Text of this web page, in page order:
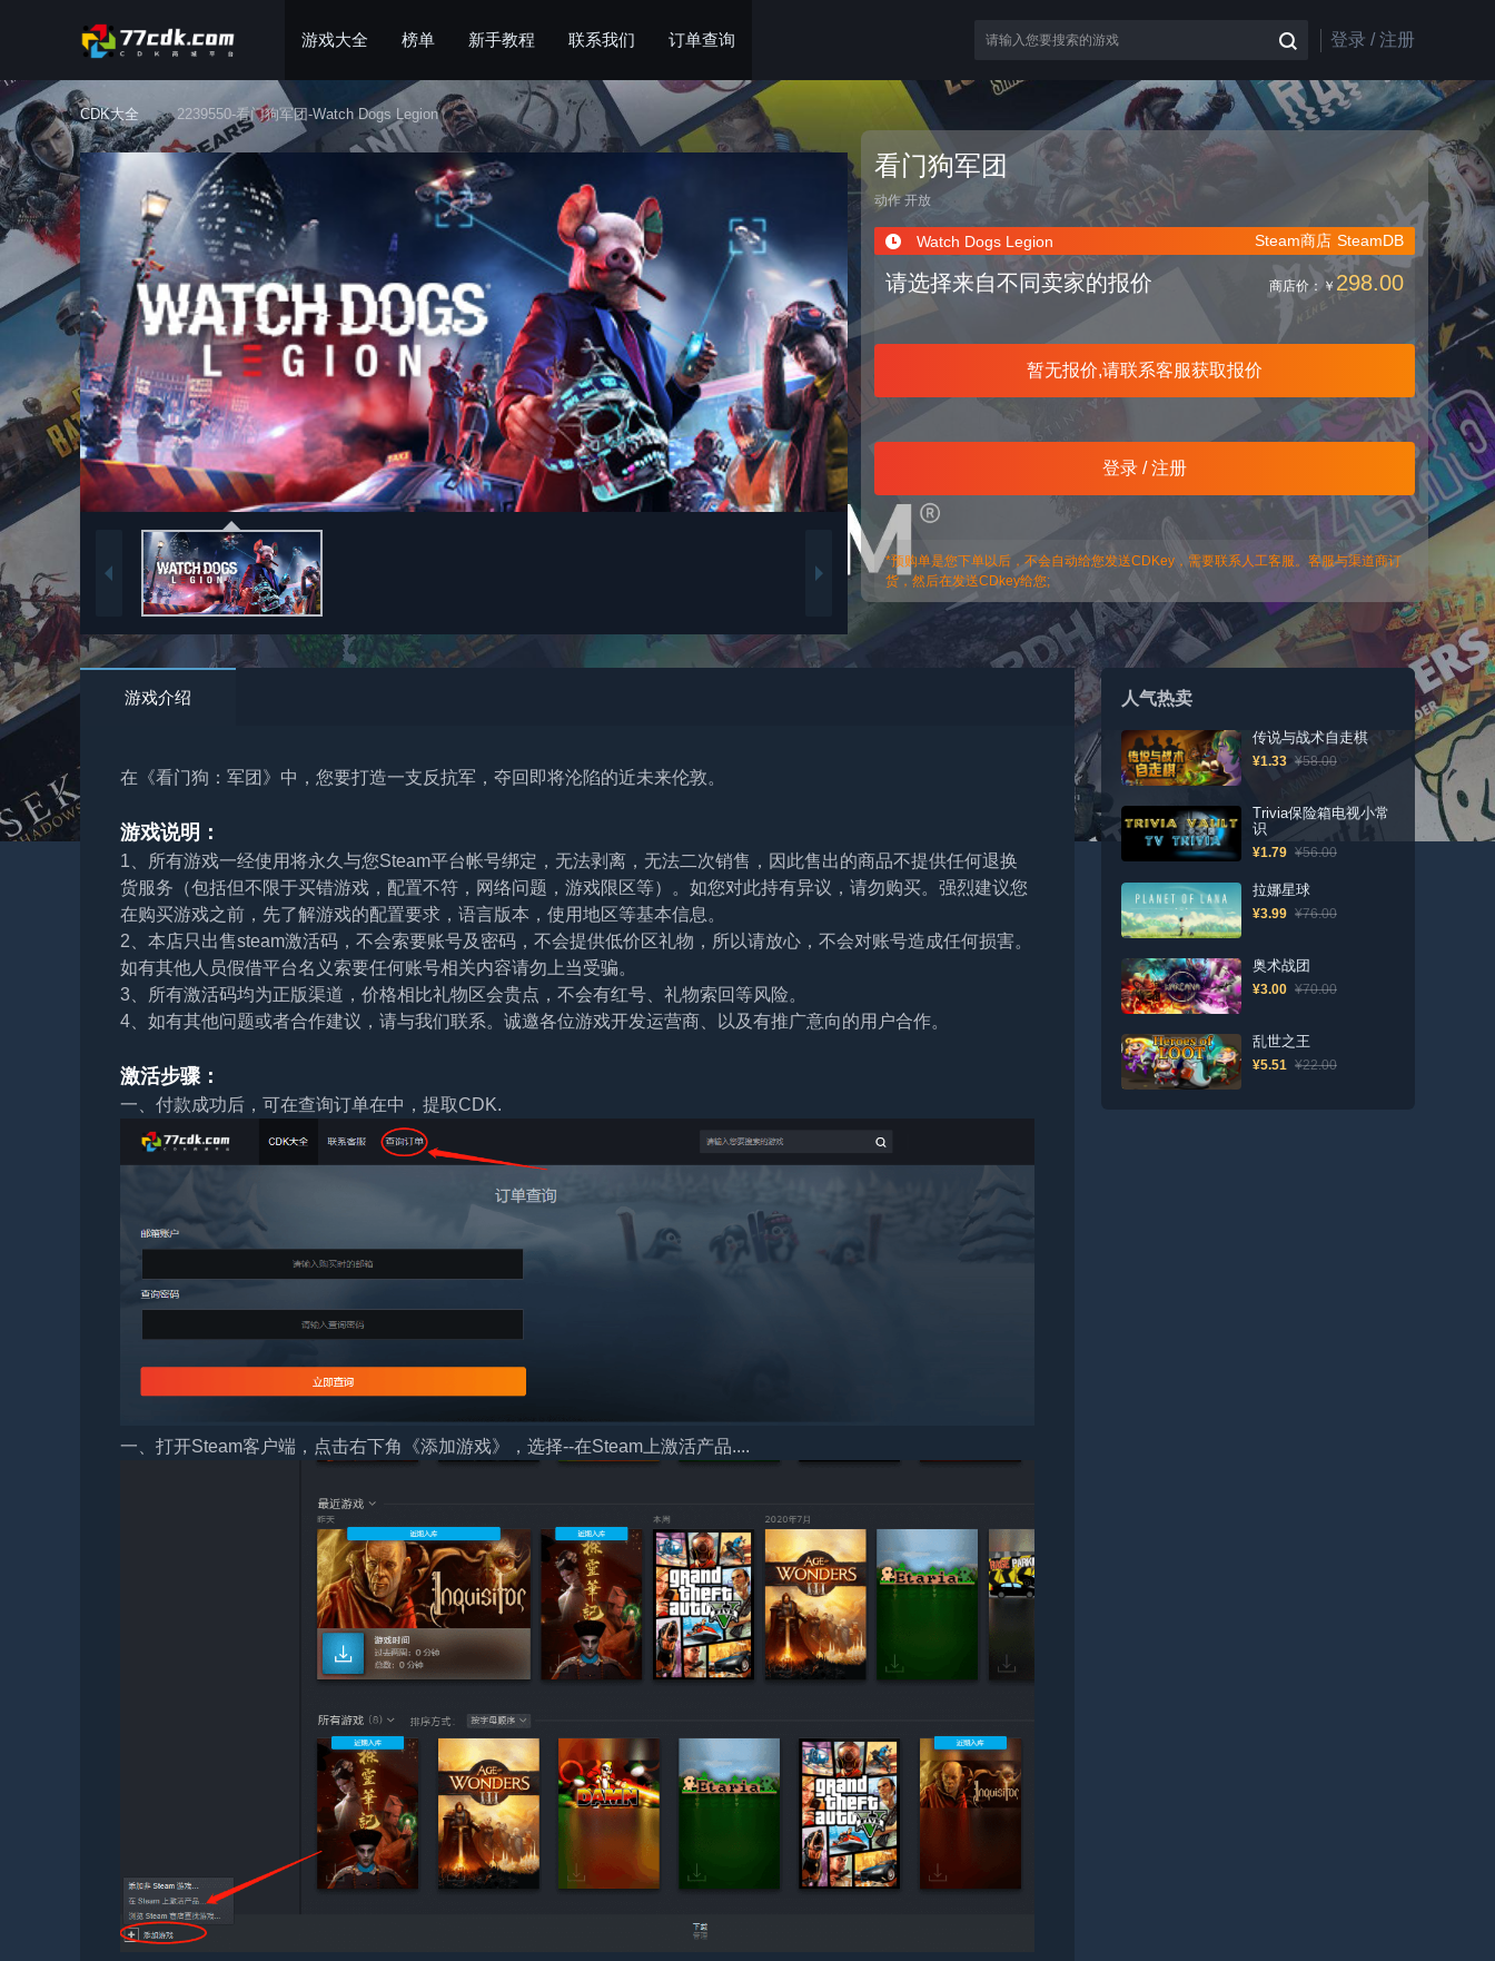
游戏大全 榜单 新手教程 联系我们 订单查询 登录 / 注册
CDK大全 2239550-看门狗军团-Watch Dogs Legion
看门狗军团
动作 开放
Watch Dogs Legion SteamDB
Steam商店
请选择来自不同卖家的报价 商店价：￥ 298.00
暂无报价,请联系客服获取报价
登录 / 注册
*预购单是您下单以后，不会自动给您发送CDKey，需要联系人工客服。客服与渠道商订
货，然后在发送CDkey给您;
游戏介绍
在《看门狗：军团》中，您要打造一支反抗军，夺回即将沦陷的近未来伦敦。
游戏说明：
1、所有游戏一经使用将永久与您Steam平台帐号绑定，无法剥离，无法二次销售，因此售出的商品不提供任何退换
货服务（包括但不限于买错游戏，配置不符，网络问题，游戏限区等）。如您对此持有异议，请勿购买。强烈建议您
在购买游戏之前，先了解游戏的配置要求，语言版本，使用地区等基本信息。
2、本店只出售steam激活码，不会索要账号及密码，不会提供低价区礼物，所以请放心，不会对账号造成任何损害。
如有其他人员假借平台名义索要任何账号相关内容请勿上当受骗。
3、所有激活码均为正版渠道，价格相比礼物区会贵点，不会有红号、礼物索回等风险。
4、如有其他问题或者合作建议，请与我们联系。诚邀各位游戏开发运营商、以及有推广意向的用户合作。
激活步骤：
一、付款成功后，可在查询订单在中，提取CDK.
一、打开Steam客户端，点击右下角《添加游戏》，选择--在Steam上激活产品....
人气热卖
传说与战术自走棋
¥1.33 ¥58.00
Trivia保险箱电视小常
识
¥1.79 ¥56.00
拉娜星球
¥3.99 ¥76.00
奥术战团
¥3.00 ¥70.00
乱世之王
¥5.51 ¥22.00